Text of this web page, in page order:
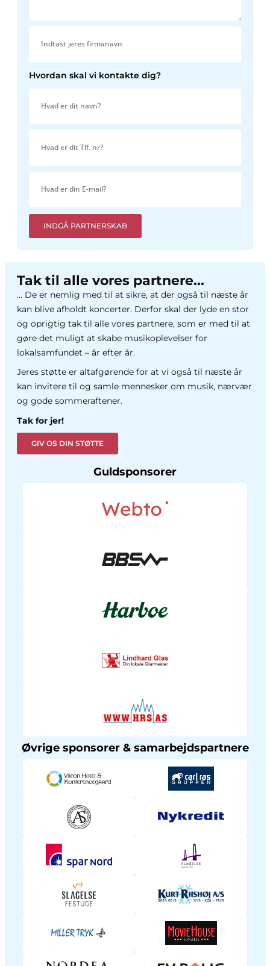
Hvordan skal vi kontakte dig?
INDGÅ PARTNERSKAB
Guldsponsorer
Øvrige sponsorer & samarbejdspartnere
Tak til alle vores partnere...
… De er nemlig med til at sikre, at der også til næste år
kan blive afholdt koncerter. Derfor skal der lyde en stor
og oprigtig tak til alle vores partnere, som er med til at
gøre det muligt at skabe musikoplevelser for
lokalsamfundet – år efter år.
Jeres støtte er altafgørende for at vi også til næste år
kan invitere til og samle mennesker om musik, nærvær
og gode sommeraftener.
Tak for jer!
GIV OS DIN STØTTE